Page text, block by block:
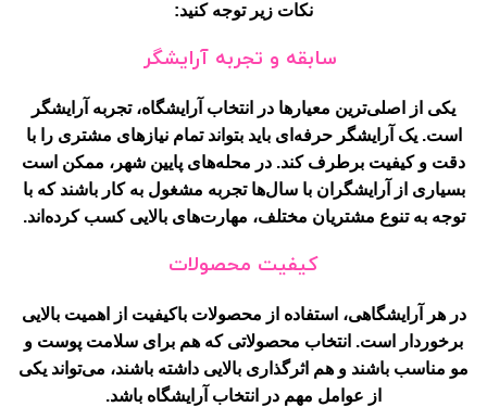
نکات زیر توجه کنید:
سابقه و تجربه آرایشگر
یکی از اصلی‌ترین معیارها در انتخاب آرایشگاه، تجربه آرایشگر
است. یک آرایشگر حرفه‌ای باید بتواند تمام نیازهای مشتری را با
دقت و کیفیت برطرف کند. در محله‌های پایین شهر، ممکن است
بسیاری از آرایشگران با سال‌ها تجربه مشغول به کار باشند که با
توجه به تنوع مشتریان مختلف، مهارت‌های بالایی کسب کرده‌اند.
کیفیت محصولات
در هر آرایشگاهی، استفاده از محصولات باکیفیت از اهمیت بالایی
برخوردار است. انتخاب محصولاتی که هم برای سلامت پوست و
مو مناسب باشند و هم اثرگذاری بالایی داشته باشند، می‌تواند یکی
از عوامل مهم در انتخاب آرایشگاه باشد.